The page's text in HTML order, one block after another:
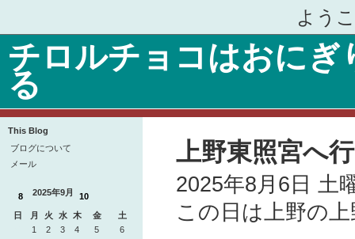
よう
チロルチョコはおに
る
This Blog
ブログについて
メール
8 2025年9月
10
日
月 火 水 木 金
土
1 2 3 4 5
6
上野東照宮へ
2025年8月6日 土
この日は上野の